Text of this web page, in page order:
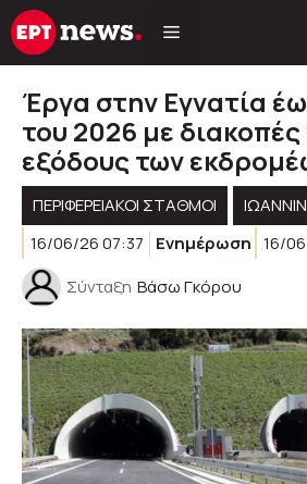
Μετάβαση
σε
Έργα στην Εγνατία
του 2026 με διακοπές
εξόδους των
ΠΕΡΙΦΕΡΕΙΑΚΟΊ ΣΤΑΘΜΟΊ
16/06/26 07:37
Ενημέρωση 16/
Σύνταξη Βάσω Γκόρου